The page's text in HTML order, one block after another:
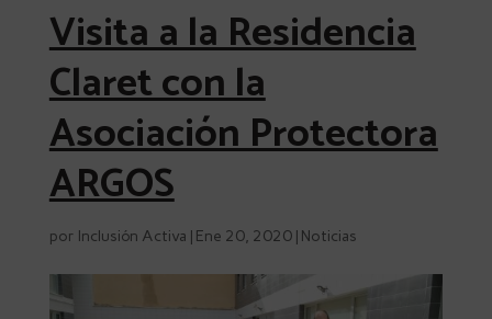
Visita a la Residencia
Claret con la
Asociación Protectora
ARGOS
por Inclusión Activa | Ene 20, 2020| Noticias